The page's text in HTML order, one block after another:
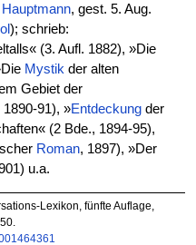
Hauptmann, gest. 5. Aug.
); schrieb:
(3. Aufl. 1882), »Die
Mystikder alten
Gebiet der
91), »Entdeckungder
(2 Bde., 1894-95),
Roman, 1897), »Der
u.a.
Lexikon, fünfte Auflage,